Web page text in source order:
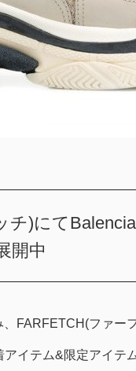
チ)にて
開中
FARFETCH(ファー
イテム&限定アイテ